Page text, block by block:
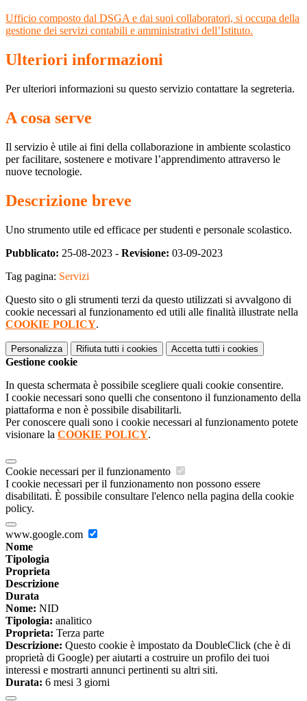
Ufficio composto dal DSGA e dai suoi collaboratori, si occupa della
gestione dei servizi contabili e amministrativi dell’Istituto.
Ulteriori informazioni
Per ulteriori informazioni su questo servizio contattare la segreteria.
A cosa serve
Il servizio è utile ai fini della collaborazione in ambiente scolastico
per facilitare, sostenere e motivare l’apprendimento attraverso le
nuove tecnologie.
Descrizione breve
Uno strumento utile ed efficace per studenti e personale scolastico.
Pubblicato: 25-08-2023 - Revisione: 03-09-2023
Tag pagina: Servizi
Questo sito o gli strumenti terzi da questo utilizzati si avvalgono di
cookie necessari al funzionamento ed utili alle finalità illustrate nella
COOKIE POLICY.
Personalizza Rifiuta tutti i cookies Accetta tutti i cookies
Gestione cookie
In questa schermata è possibile scegliere quali cookie consentire.
I cookie necessari sono quelli che consentono il funzionamento della
piattaforma e non è possibile disabilitarli.
Per conoscere quali sono i cookie necessari al funzionamento potete
visionare la COOKIE POLICY.
Cookie necessari per il funzionamento
I cookie necessari per il funzionamento non possono essere
disabilitati. È possibile consultare l'elenco nella pagina della cookie
policy.
www.google.com
Nome
Tipologia
Proprieta
Descrizione
Durata
Nome: NID
Tipologia: analitico
Proprieta: Terza parte
Descrizione: Questo cookie è impostato da DoubleClick (che è di
proprietà di Google) per aiutarti a costruire un profilo dei tuoi
interessi e mostrarti annunci pertinenti su altri siti.
Durata: 6 mesi 3 giorni